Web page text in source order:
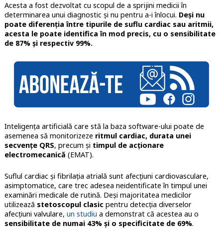
Acesta a fost dezvoltat cu scopul de a sprijini medicii în
determinarea unui diagnostic și nu pentru a-i înlocui. Deși nu
poate diferenția între tipurile de suflu cardiac sau aritmii,
acesta le poate identifica în mod precis, cu o sensibilitate
de 87% și respectiv 99%.
Inteligența artificială care stă la baza software-ului poate de
asemenea să monitorizeze ritmul cardiac, durata unei
secvențe QRS, precum și timpul de acționare
electromecanică (EMAT).
Suflul cardiac și fibrilația atrială sunt afecțiuni cardiovasculare,
asimptomatice, care trec adesea neidentificate în timpul unei
examinări medicale de rutină. Deși majoritatea medicilor
utilizează stetoscopul clasic pentru detecția diverselor
afecțiuni valvulare, un studiu a demonstrat că acestea au o
sensibilitate de numai 43% și o specificitate de 69%.